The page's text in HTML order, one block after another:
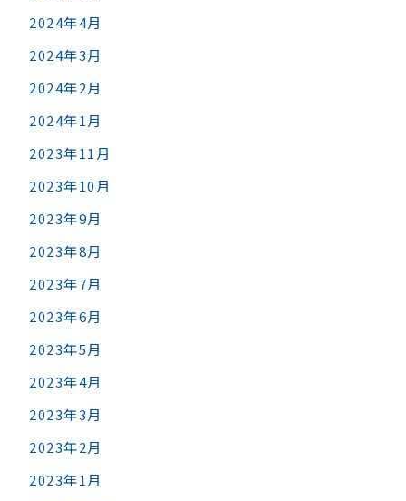
2024年4月
2024年3月
2024年2月
2024年1月
2023年11月
2023年10月
2023年9月
2023年8月
2023年7月
2023年6月
2023年5月
2023年4月
2023年3月
2023年2月
2023年1月